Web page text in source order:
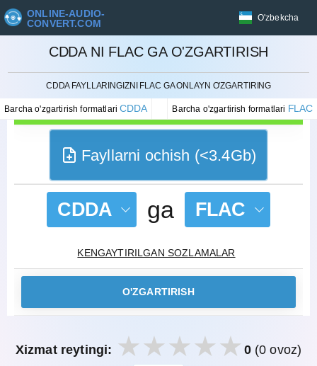
ONLINE-AUDIO-
CONVERT.COM
O'zbekcha
CDDA NI FLAC GA O'ZGARTIRISH
CDDA FAYLLARINGIZNI FLAC GA ONLAYN O'ZGARTIRING
Barcha o'zgartirish formatlariCDDA Barcha o'zgartirish formatlari FLAC
BEKOR QILISH
Fayllarni ochish (<3.4Gb)
CDDA ga FLAC
KENGAYTIRILGAN SOZLAMALAR
O'ZGARTIRISH
Xizmat reytingi: 0(0 ovoz)